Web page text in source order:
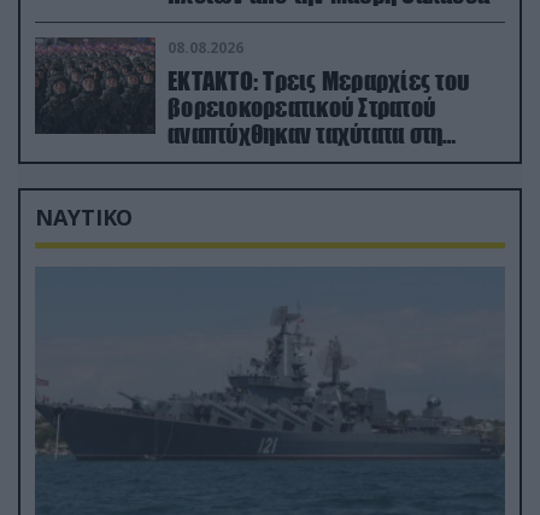
08.08.2026
ΕΚΤΑΚΤΟ: Τρεις Μεραρχίες του
βορειοκορεατικού Στρατού
αναπτύχθηκαν ταχύτατα στη
Ρωσία
ΝΑΥΤΙΚΟ